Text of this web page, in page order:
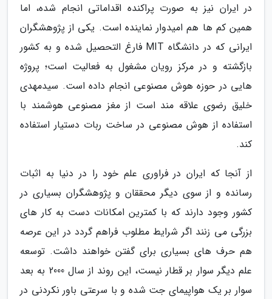
در ایران نیز به صورت پراکنده اقداماتی انجام شده، اما
همین کم ها هم امیدوار نماینده است. یکی از پژوهشگران
ایرانی که در دانشگاه MIT فارغ التحصیل شده و به کشور
بازگشته و در مرکز رویان مشغول به فعالیت است؛ پروژه
هایی در حوزه هوش مصنوعی انجام داده است. سیدمهدی
خلیق رضوی علاقه مند است از مغز مصنوعی هوشمند با
استفاده از هوش مصنوعی در ساخت ربات دستیار استفاده
کند.
از آنجا که ایران در فراوری علم خود را در دنیا به اثبات
رسانده و از سوی دیگر محققان و پژوهشگران بسیاری در
کشور وجود دارند که با کمترین امکانات دست به کار های
بزرگی می زنند اگر شرایط مطلوب فراهم گردد در این عرصه
هم حرف های بسیاری برای گفتن خواهند داشت. توسعه
علم دیگر سوار بر قطار نیست، این روند از سال 2000 به بعد
سوار بر یک هواپیمای جت شده و با سرعتی باور نکردنی در